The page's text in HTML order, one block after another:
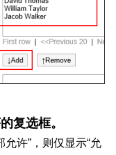
复选框。
允许”，则仅显示“允